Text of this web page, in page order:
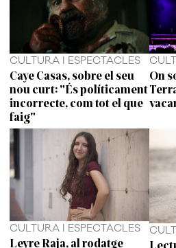
CULTURA I ESPECTACLES
Caye Casas, sobre el seu
nou curt: "És políticament
incorrecte, com tot el que
faig"
On
CULTURA I ESPECTACLES
Leyre Raja, al rodatge